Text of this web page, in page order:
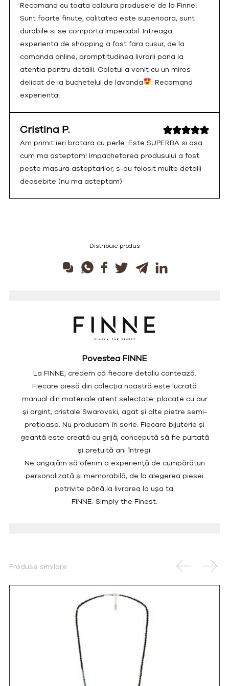
Recomand cu toata caldura produsele de la Finne!
Sunt foarte finute, calitatea este superioara, sunt
durabile si se comporta impecabil. Intreaga
experienta de shopping a fost fara cusur, de la
comanda online, promptitudinea livrarii pana la
atentia pentru detalii. Coletul a venit cu un miros
delicat de la buchetelul de lavanda
. Recomand
experienta!
Cristina P.
Am primit ieri bratara cu perle. Este SUPERBA si asa
cum ma asteptam! Impachetarea produsului a fost
peste masura asteptarilor, s-au folosit multe detalii
deosebite (nu ma asteptam)
Distribuie produs
Povestea FINNE
La FINNE, credem că fiecare detaliu contează.
Fiecare piesă din colecția noastră este lucrată
manual din materiale atent selectate: placate cu aur
și argint, cristale Swarovski, agat și alte pietre semi-
prețioase. Nu producem în serie. Fiecare bijuterie și
geantă este creată cu grijă, concepută să fie purtată
și prețuită ani întregi.
Ne angajăm să oferim o experiență de cumpărături
personalizată și memorabilă, de la alegerea piesei
potrivite până la livrarea la ușa ta.
FINNE. Simply the Finest.
Produse similare